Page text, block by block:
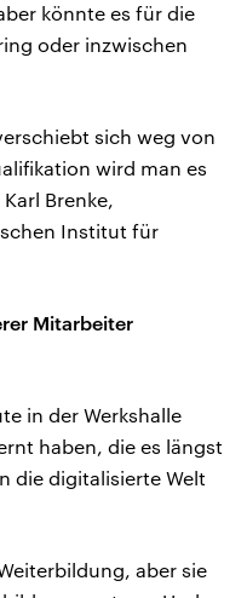
könnte es für die
oder inzwischen
sich weg von
wird man es
Brenke,
Institut für
Mitarbeiter
in der Werkshalle
haben, die es längst
die digitalisierte Welt
aber sie